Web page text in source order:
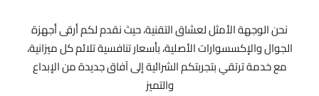
نحن الوجهة الأمثل لعشاق التقنية، حيث نقدم لكم أرقى أجهزة
الجوال والإكسسوارات الأصلية، بأسعار تنافسية تلائم كل ميزانية،
مع خدمة ترتقي بتجربتكم الشرائية إلى آفاق جديدة من الإبداع
والتميز